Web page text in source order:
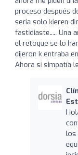
proceso después
seria solo kieren
fastidiaste..... Una
el retoque se lo
dijeron k entraba
Ahora si simpatía
los